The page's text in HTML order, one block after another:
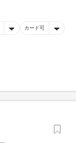
カード可